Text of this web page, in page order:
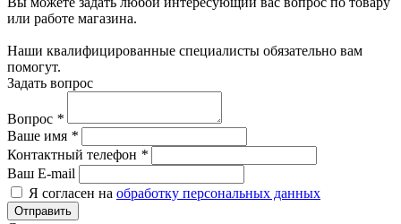
или работе магазина.
Наши квалифицированные специалисты обязательно вам
помогут.
Задать вопрос
Вопрос *
Ваше имя *
Контактный телефон *
Ваш E-mail
Я согласен на обработку персональных данных
Отправить